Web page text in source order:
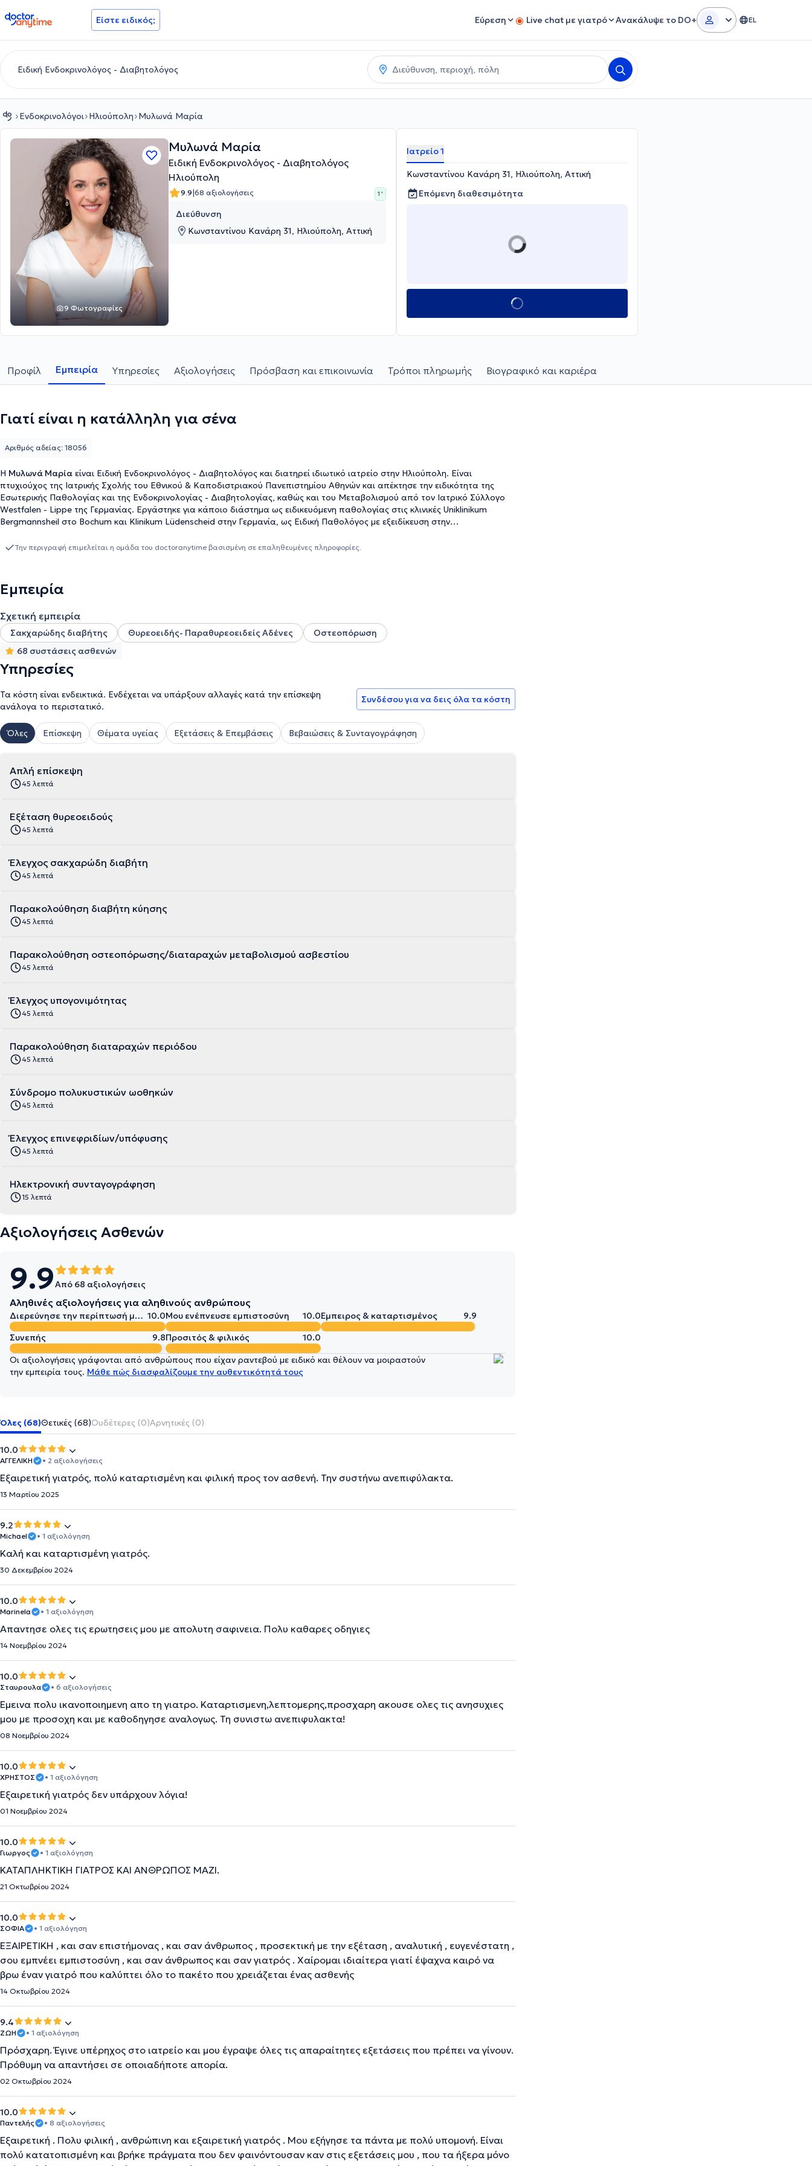
doctoranytime Είστε ειδικός; Εύρεση Live chat με γιατρό Ανακάλυψε το DO+ EL
Ενδοκρινολόγοι Ηλιούπολη Μυλωνά Μαρία
9 Φωτογραφίες
Μυλωνά Μαρία
Ειδική Ενδοκρινολόγος - Διαβητολόγος
Ηλιούπολη
9.9|68 αξιολογήσεις 1 '
Διεύθυνση
Κωνσταντίνου Κανάρη 31, Ηλιούπολη, Αττική
Ιατρείο 1
Κωνσταντίνου Κανάρη 31, Ηλιούπολη, Αττική
Επόμενη διαθεσιμότητα
Προφίλ Εμπειρία Υπηρεσίες Αξιολογήσεις Πρόσβαση και επικοινωνία Τρόποι πληρωμής Βιογραφικό και καριέρα
Γιατί είναι η κατάλληλη για σένα
Η Μυλωνά Μαρία είναι Ειδική Ενδοκρινολόγος - Διαβητολόγος και διατηρεί ιδιωτικό ιατρείο στην Ηλιούπολη. Είναι
πτυχιούχος της Ιατρικής Σχολής του Εθνικού & Καποδιστριακού Πανεπιστημίου Αθηνών και απέκτησε την ειδικότητα της
Εσωτερικής Παθολογίας και της Ενδοκρινολογίας - Διαβητολογίας, καθώς και του Μεταβολισμού από τον Ιατρικό Σύλλογο
Westfalen - Lippe της Γερμανίας. Εργάστηκε για κάποιο διάστημα ως ειδικευόμενη παθολογίας στις κλινικές Uniklinikum
Bergmannsheil στο Bochum και Klinikum Lüdenscheid στην Γερμανία, ως Ειδική Παθολόγος με εξειδίκευση στην
για ένα χρόνο ως Ειδική Παθολόγος με εξειδίκευση στην ενδοκρινολογία - διαβητολογία, όπως και ως ειδική εσωτερικής
ενδοκρινολογίας - διαβητολογίας, ενώ αξίζει να σημειωθεί ότι εξειδικεύεται στον σακχαρώδη διαβήτη, στους θυρεοειδείς -
παραθυρεοειδείς αδένες και στην οστεοπόρωση.
Αριθμός αδείας: 18056
Την περιγραφή επιμελείται η ομάδα του doctoranytime βασισμένη σε επαληθευμένες πληροφορίες.
Εμπειρία
Σχετική εμπειρία
Σακχαρώδης διαβήτης Θυρεοειδής- Παραθυρεοειδείς Αδένες
Οστεοπόρωση
68 συστάσεις ασθενών
Υπηρεσίες
Τα κόστη είναι ενδεικτικά. Ενδέχεται να υπάρξουν αλλαγές κατά την επίσκεψη
ανάλογα το περιστατικό.
Συνδέσου για να δεις όλα τα κόστη
Όλες Επίσκεψη Θέματα υγείας Εξετάσεις & Επεμβάσεις Βεβαιώσεις & Συνταγογράφηση
Απλή επίσκεψη
45 λεπτά
Εξέταση θυρεοειδούς
45 λεπτά
Έλεγχος σακχαρώδη διαβήτη
45 λεπτά
Παρακολούθηση διαβήτη κύησης
45 λεπτά
Παρακολούθηση οστεοπόρωσης/διαταραχών μεταβολισμού ασβεστίου
45 λεπτά
Έλεγχος υπογονιμότητας
45 λεπτά
Παρακολούθηση διαταραχών περιόδου
45 λεπτά
Σύνδρομο πολυκυστικών ωοθηκών
45 λεπτά
Έλεγχος επινεφριδίων/υπόφυσης
45 λεπτά
Ηλεκτρονική συνταγογράφηση
15 λεπτά
Αξιολογήσεις Ασθενών
9.9Από 68 αξιολογήσεις
Αληθινές αξιολογήσεις για αληθινούς ανθρώπους
Διερεύνησε την περίπτωσή μου σε βάθος 10.0Μου ενέπνευσε εμπιστοσύνη 10.0Έμπειρος & καταρτισμένος
9.9
Συνεπής
9.8Προσιτός & φιλικός 10.0
Οι αξιολογήσεις γράφονται από ανθρώπους που είχαν ραντεβού με ειδικό και θέλουν να μοιραστούν
την εμπειρία τους. Μάθε πώς διασφαλίζουμε την αυθεντικότητά τους
Όλες (68)Θετικές (68)Ουδέτερες (0)Αρνητικές (0)
10.0
ΑΓΓΕΛΙΚΗ • 2 αξιολογήσεις
Εξαιρετική γιατρός, πολύ καταρτισμένη και φιλική προς τον ασθενή. Την συστήνω ανεπιφύλακτα.
13 Μαρτίου 2025
9.2
Michael • 1 αξιολόγηση
Καλή και καταρτισμένη γιατρός.
30 Δεκεμβρίου 2024
10.0
Marinela • 1 αξιολόγηση
Απαντησε ολες τις ερωτησεις μου με απολυτη σαφινεια. Πολυ καθαρες οδηγιες
14 Νοεμβρίου 2024
10.0
Σταυρουλα • 6 αξιολογήσεις
Εμεινα πολυ ικανοποιημενη απο τη γιατρο. Καταρτισμενη,λεπτομερης,προσχαρη ακουσε ολες τις ανησυχιες
μου με προσοχη και με καθοδηγησε αναλογως. Τη συνιστω ανεπιφυλακτα!
08 Νοεμβρίου 2024
10.0
ΧΡΗΣΤΟΣ • 1 αξιολόγηση
Εξαιρετική γιατρός δεν υπάρχουν λόγια!
01 Νοεμβρίου 2024
10.0
Γιωργος • 1 αξιολόγηση
ΚΑΤΑΠΛΗΚΤΙΚΗ ΓΙΑΤΡΟΣ ΚΑΙ ΑΝΘΡΩΠΟΣ ΜΑΖΙ.
21 Οκτωβρίου 2024
10.0
ΣΟΦΙΑ • 1 αξιολόγηση
ΕΞΑΙΡΕΤΙΚΗ , και σαν επιστήμονας , και σαν άνθρωπος , προσεκτική με την εξέταση , αναλυτική , ευγενέστατη ,
σου εμπνέει εμπιστοσύνη , και σαν άνθρωπος και σαν γιατρός . Χαίρομαι ιδιαίτερα γιατί έψαχνα καιρό να
βρω έναν γιατρό που καλύπτει όλο το πακέτο που χρειάζεται ένας ασθενής
14 Οκτωβρίου 2024
9.4
ΖΩΗ • 1 αξιολόγηση
Πρόσχαρη. Έγινε υπέρηχος στο ιατρείο και μου έγραψε όλες τις απαραίτητες εξετάσεις που πρέπει να γίνουν.
Πρόθυμη να απαντήσει σε οποιαδήποτε απορία.
02 Οκτωβρίου 2024
10.0
Παντελής • 8 αξιολογήσεις
Εξαιρετική . Πολυ φιλική , ανθρώπινη και εξαιρετική γιατρός . Μου εξήγησε τα πάντα με πολύ υπομονή. Είναι
πολύ κατατοπισμένη και βρήκε πράγματα που δεν φαινόντουσαν καν στις εξετάσεις μου , που τα ήξερα μόνο